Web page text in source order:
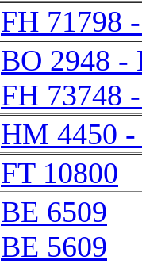
FH 71798
BO 2948 -
FH 73748
HM 4450
FT 10800
BE 6509
BE 5609